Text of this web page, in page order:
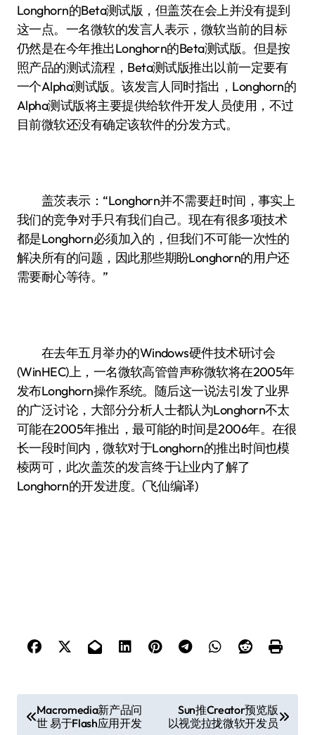
Longhorn的Beta测试版，但盖茨在会上并没有提到
这一点。一名微软的发言人表示，微软当前的目标
仍然是在今年推出Longhorn的Beta测试版。但是按
照产品的测试流程，Beta测试版推出以前一定要有
一个Alpha测试版。该发言人同时指出，Longhorn的
Alpha测试版将主要提供给软件开发人员使用，不过
目前微软还没有确定该软件的分发方式。
盖茨表示：“Longhorn并不需要赶时间，事实上
我们的竞争对手只有我们自己。现在有很多项技术
都是Longhorn必须加入的，但我们不可能一次性的
解决所有的问题，因此那些期盼Longhorn的用户还
需要耐心等待。”
在去年五月举办的Windows硬件技术研讨会
(WinHEC)上，一名微软高管曾声称微软将在2005年
发布Longhorn操作系统。随后这一说法引发了业界
的广泛讨论，大部分分析人士都认为Longhorn不太
可能在2005年推出，最可能的时间是2006年。在很
长一段时间内，微软对于Longhorn的推出时间也模
棱两可，此次盖茨的发言终于让业内了解了
Longhorn的开发进度。(飞仙编译)
章
Macromedia新产品问
世 易于Flash应用开发
Sun推Creator预览版
以视觉拉拢微软开发员